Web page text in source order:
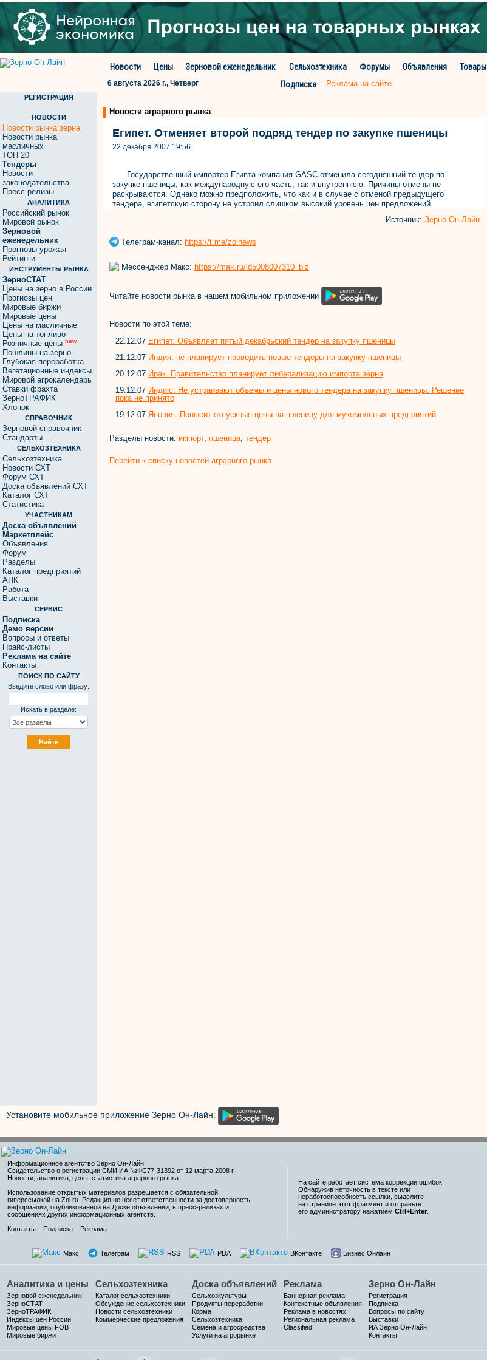
Новости Цены Зерновой еженедельник Сельхозтехника Форумы Объявления
Товары
Подписка
6 августа 2026 г., Четверг Реклама на сайте
РЕГИСТРАЦИЯ
НОВОСТИ
Новости рынка зерна
Новости рынка
масличных
ТОП 20
Тендеры
Новости
законодательства
Пресс-релизы
АНАЛИТИКА
Российский рынок
Мировой рынок
Зерновой
еженедельник
Прогнозы урожая
Рейтинги
ИНСТРУМЕНТЫ РЫНКА
ЗерноСТАТ
Цены на зерно в России
Прогнозы цен
Мировые биржи
Мировые цены
Цены на масличные
Цены на топливо
Розничные цены new
Пошлины на зерно
Глубокая переработка
Вегетационные индексы
Мировой агрокалендарь
Ставки фрахта
ЗерноТРАФИК
Хлопок
СПРАВОЧНИК
Зерновой справочник
Стандарты
СЕЛЬХОЗТЕХНИКА
Сельхозтехника
Новости СХТ
Форум СХТ
Доска объявлений СХТ
Каталог СХТ
Статистика
УЧАСТНИКАМ
Доска объявлений
Маркетплейс
Объявления
Форум
Разделы
Каталог предприятий
АПК
Работа
Выставки
СЕРВИС
Подписка
Демо версии
Вопросы и ответы
Прайс-листы
Реклама на сайте
Контакты
ПОИСК ПО САЙТУ
Введите слово или фразу:
Искать в разделе:
Новости аграрного рынка
Египет. Отменяет второй подряд тендер по закупке пшеницы
22 декабря 2007 19:56
Государственный импортер Египта компания GASC отменила сегодняшний тендер по
закупке пшеницы, как международную его часть, так и внутреннюю. Причины отмены не
раскрываются. Однако можно предположить, что как и в случае с отменой предыдущего
тендера, египетскую сторону не устроил слишком высокий уровень цен предложений.
Источник: Зерно Он-Лайн
Телеграм-канал: https://t.me/zolnews
Мессенджер Макс: https://max.ru/id5008007310_biz
Читайте новости рынка в нашем мобильном приложении
Новости по этой теме:
22.12.07 Египет. Объявляет пятый декабрьский тендер на закупку пшеницы
21.12.07 Индия. не планирует проводить новые тендеры на закупку пшеницы
20.12.07 Ирак. Правительство планирует либерализацию импорта зерна
19.12.07 Индию. Не устраивают объемы и цены нового тендера на закупку пшеницы. Решение
пока не принято
19.12.07 Япония. Повысит отпускные цены на пшеницу для мукомольных предприятий
Разделы новости: импорт, пшеница тендер
Перейти к списку новостей аграрного рынка
Установите мобильное приложение Зерно Он-Лайн:
Информационное агентство Зерно Он-Лайн
Свидетельство о регистрации СМИ ИА №ФС77-31392 от 12 марта 2008 г.
Новости, аналитика, цены, статистика аграрного рынка.
Использование открытых материалов разрешается с обязательной
гиперссылкой на Zol.ru. Редакция не несет ответственности за достоверность
информации, опубликованной на Доске объявлений, в пресс-релизах и
сообщениях других информационных агентств.
Контакты
Подписка Реклама
На сайте работает система коррекции ошибок.
Обнаружив неточность в тексте или
неработоспособность ссылки, выделите
на странице этот фрагмент и отправьте
его администратору нажатием Ctrl+Enter
Макс Телеграм RSS PDA ВКонтакте Бизнес Онлайн
Аналитика и цены
Зерновой еженедельник
ЗерноСТАТ
ЗерноТРАФИК
Индексы цен России
Мировые цены FOB
Мировые биржи
Сельхозтехника
Каталог сельхозтехники
Обсуждение сельхозтехники
Новости сельхозтехники
Коммерческие предложения
Доска объявлений
Сельхозкультуры
Продукты переработки
Корма
Сельхозтехника
Семена и агросредства
Услуги на агрорынке
Реклама
Баннерная реклама
Контекстные объявления
Реклама в новостях
Региональная реклама
Classified
Зерно Он-Лайн
Регистрация
Подписка
Вопросы по сайту
Выставки
ИА Зерно Он-Лайн
Контакты